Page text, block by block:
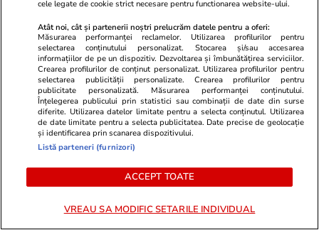
oprește și Unitatea 2 din cauza
secetei. Ce se întâmplă cu
furnizarea de energie electrică
Știri România
Militari români, avansați în grad
în mod excepțional după
misiunile din România și
cele legate de cookie strict necesare pentru functionarea website-ului.
Atât noi, cât și partenerii noștri prelucrăm datele pentru a oferi:
Măsurarea performanței reclamelor. Utilizarea profilurilor pentru
selectarea conținutului personalizat. Stocarea și/sau accesarea
informațiilor de pe un dispozitiv. Dezvoltarea și îmbunătățirea serviciilor.
Crearea profilurilor de conținut personalizat. Utilizarea profilurilor pentru
selectarea publicității personalizate. Crearea profilurilor pentru
publicitate personalizată. Măsurarea performanței conținutului.
Înțelegerea publicului prin statistici sau combinații de date din surse
diferite. Utilizarea datelor limitate pentru a selecta conținutul. Utilizarea
de date limitate pentru a selecta publicitatea. Date precise de geolocație
și identificarea prin scanarea dispozitivului.
Listă parteneri (furnizori)
ACCEPT TOATE
VREAU SA MODIFIC SETARILE INDIVIDUAL